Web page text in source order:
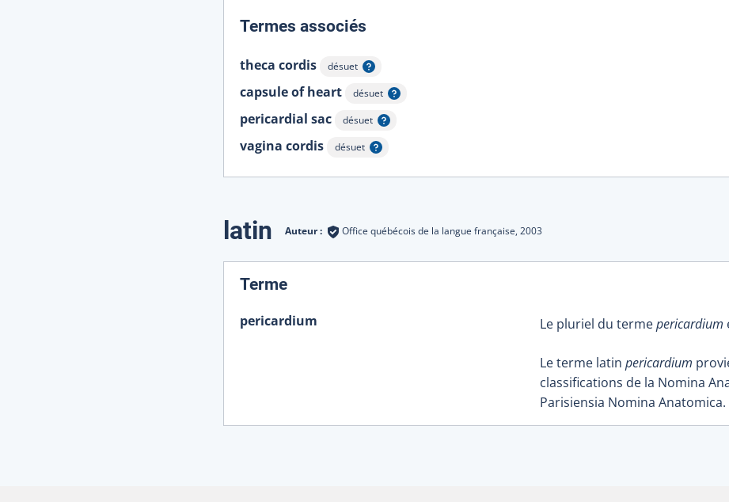
Termes associés
theca cordis désuet
Afficher l'infobulle
capsule of heart désuet
Afficher l'infobulle
pericardial sac désuet
Afficher l'infobulle
vagina cordis désuet
Afficher l'infobulle
latin Auteur : Office québécois de la langue française, 2003
Terme:
pericardium Le pluriel du termepericardium
Le terme latin pericardium
classifications de la Nomina
Parisiensia Nomina Anatomica.